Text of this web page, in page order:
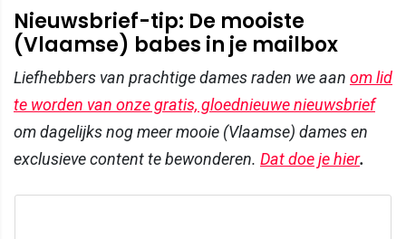
Nieuwsbrief-tip: De mooiste
(Vlaamse) babes in je mailbox
Liefhebbers van prachtige dames raden we aan om lid
te worden van onze gratis, gloednieuwe nieuwsbrief
om dagelijks nog meer mooie (Vlaamse) dames en
exclusieve content te bewonderen. Dat doe je hier.